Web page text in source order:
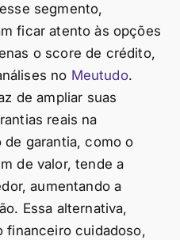
segmento,
ficar atento às opções
o score de crédito,
no Meutudo.
de ampliar suas
reais na
de garantia, como o
de valor, tende a
aumentando a
Essa alternativa,
financeiro cuidadoso,